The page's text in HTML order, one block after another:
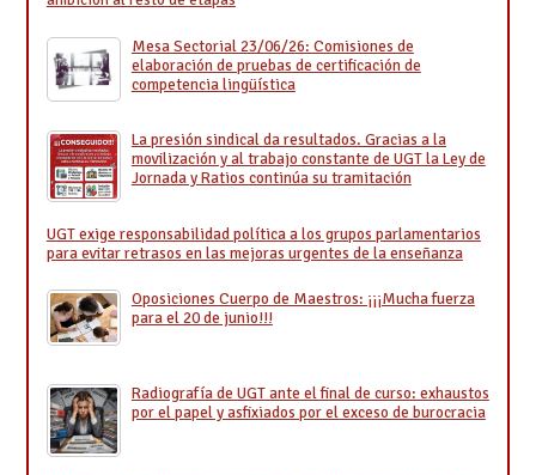
Mesa Sectorial 23/06/26: Comisiones de
elaboración de pruebas de certificación de
competencia lingüística
La presión sindical da resultados. Gracias a la
movilización y al trabajo constante de UGT la Ley de
Jornada y Ratios continúa su tramitación
UGT exige responsabilidad política a los grupos parlamentarios
para evitar retrasos en las mejoras urgentes de la enseñanza
Oposiciones Cuerpo de Maestros: ¡¡¡Mucha fuerza
para el 20 de junio!!!
Radiografía de UGT ante el final de curso: exhaustos
por el papel y asfixiados por el exceso de burocracia